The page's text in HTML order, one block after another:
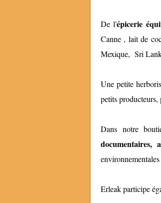
De l'épicerie
Canne , lait de
Mexique, Sri
Une petite
petits producteurs,
Dans notre
documentaires,
Erleak participe